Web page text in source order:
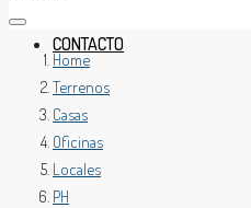
CONTACTO
Home
Terrenos
Casas
Oficinas
Locales
PH